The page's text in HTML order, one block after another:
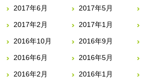
2017年6月 2017年5月
2017年2月 2017年1月
2016年10月 2016年9月
2016年6月 2016年5月
2016年2月 2016年1月